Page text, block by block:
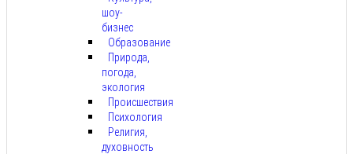
шоу-
бизнес
Образование
Природа,
погода,
экология
Происшествия
Психология
Религия,
духовность